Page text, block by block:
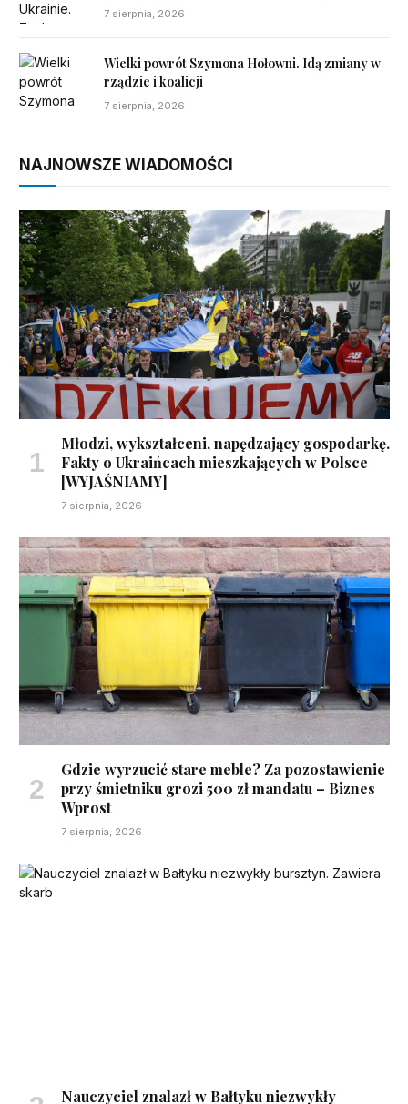
7 sierpnia, 2026
Wielki powrót Szymona Hołowni. Idą zmiany w
rządzie i koalicji
7 sierpnia, 2026
NAJNOWSZE WIADOMOŚCI
Młodzi, wykształceni, napędzający gospodarkę.
Fakty o Ukraińcach mieszkających w Polsce
[WYJAŚNIAMY]
7 sierpnia, 2026
Gdzie wyrzucić stare meble? Za pozostawienie
przy śmietniku grozi 500 zł mandatu – Biznes
Wprost
7 sierpnia, 2026
Nauczyciel znalazł w Bałtyku niezwykły